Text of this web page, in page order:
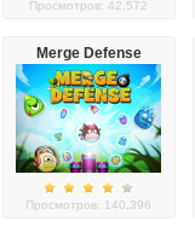
Просмотров: 42,572
Merge Defense
Просмотров: 140,396